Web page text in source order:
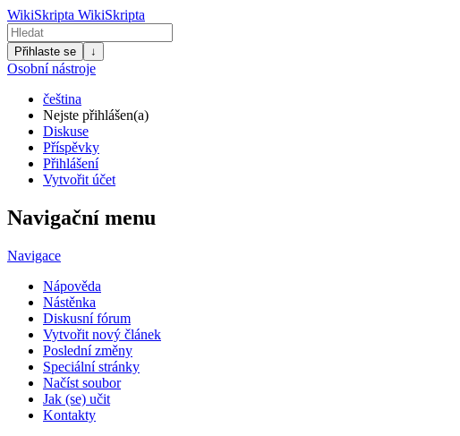
WikiSkripta WikiSkripta
Přihlaste se ↓
Osobní nástroje
čeština
Nejste přihlášen(a)
Diskuse
Příspěvky
Přihlášení
Vytvořit účet
Navigační menu
Navigace
Nápověda
Nástěnka
Diskusní fórum
Vytvořit nový článek
Poslední změny
Speciální stránky
Načíst soubor
Jak (se) učit
Kontakty